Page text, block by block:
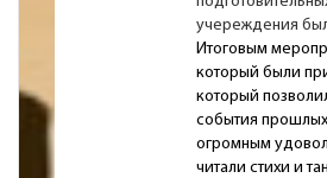
учереждения
Итоговым
который были
который
события
огромным
читали стихи и